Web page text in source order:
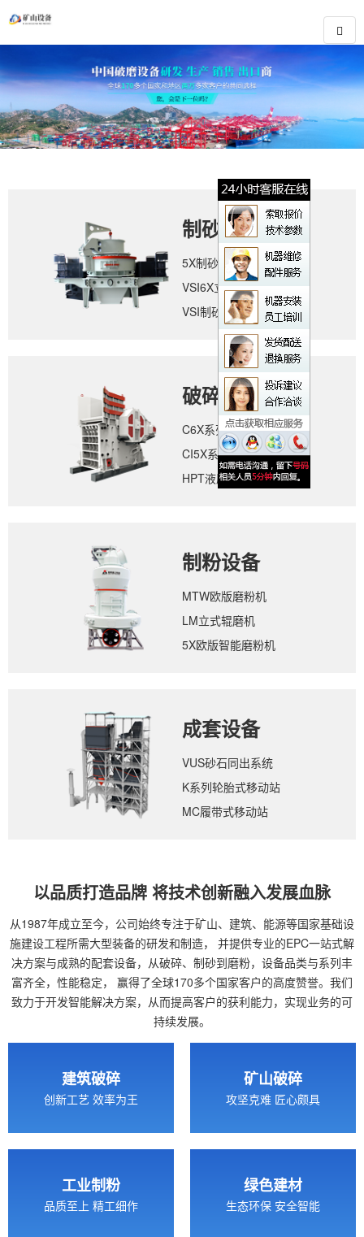
制砂设备
5X制砂机
VSI6X立轴冲击式破碎机
VSI制砂机
破碎设备
C6X系列颚式破碎机
CI5X系列反击式破碎机
HPT液压圆锥破碎机
制粉设备
MTW欧版磨粉机
LM立式辊磨机
5X欧版智能磨粉机
成套设备
VUS砂石同出系统
K系列轮胎式移动站
MC履带式移动站
以品质打造品牌 将技术创新融入发展血脉
从1987年成立至今，公司始终专注于矿山、建筑、能源等国家基础设
施建设工程所需大型装备的研发和制造，
并提供专业的EPC一站式解
决方案与成熟的配套设备，从破碎、制砂到磨粉，设备品类与系列丰
富齐全，性能稳定，
赢得了全球170多个国家客户的高度赞誉。我们
致力于开发智能解决方案，从而提高客户的获利能力，实现业务的可
持续发展。
建筑破碎
创新工艺 效率为王
矿山破碎
攻坚克难 匠心颇具
工业制粉
品质至上 精工细作
绿色建材
生态环保 安全智能